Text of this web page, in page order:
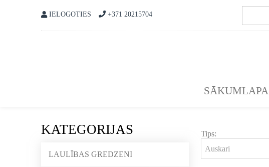
IELOGOTIES +371 20215704
SĀKUMLAPA
KATEGORIJAS
LAULĪBAS GREDZENI
Tips: